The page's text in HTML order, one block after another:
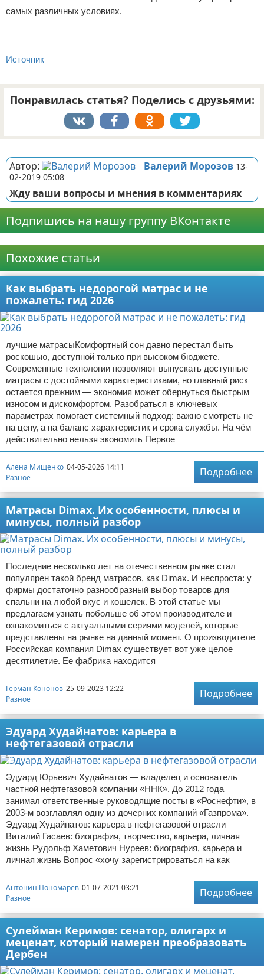
самых различных условиях.
Источник
Понравилась статья? Поделись с друзьями:
Автор: Валерий Морозов 13-
02-2019 05:08
Жду ваши вопросы и мнения в комментариях
Подпишись на нашу группу ВКонтакте
Похожие статьи
Как выбрать недорогой матрас и не
пожалеть: гид 2026
лучшие матрасыКомфортный сон давно перестал быть
роскошью, доступной только при высоком бюджете.
Современные технологии позволяют выпускать доступные
матрасы с достойными характеристиками, но главный риск
остается прежним — экономия может обернуться быстрым
износом и дискомфортом. Разобраться в ключевых
параметрах помогает системный подход: важно смотреть не
на цену, а на баланс характеристик и срока службы. На чём
действительно нельзя экономить Первое
Алена Мищенко 04-05-2026 14:11
Разное
Подробнее
Матрасы Dimax. Их особенности, плюсы и
минусы, полный разбор
Последние несколько лет на отечественном рынке стал
популярен такой бренд матрасов, как Dimax. И неспроста: у
фирмы достаточно разнообразный выбор товаров для
спальни на любой вкус и кошелек. В этой статье мы
предлагаем узнать побольше об этом производителе и
ознакомиться с актуальными сериями моделей, которые
представлены на рынке на данный момент. О производителе
Российская компания Dimax существует вот уже целое
десятилетие. Ее фабрика находится
Герман Кононов 25-09-2023 12:22
Разное
Подробнее
Эдуард Худайнатов: карьера в
нефтегазовой отрасли
Эдуард Юрьевич Худайнатов — владелец и основатель
частной нефтегазовой компании «ННК»‎. До 2012 года
занимал ответственные руководящие посты в «Роснефти», в
2003-м возглавлял одну из дочерних компаний «Газпрома»‎. ‎
Эдуард Худайнатов: карьера в нефтегазовой отрасли
Виталий Гасаев: биография, творчество, карьера, личная
жизнь Рудольф Хаметович Нуреев: биография, карьера и
личная жизнь Вопрос «хочу зарегистрироваться на как
Антонин Пономарёв 01-07-2021 03:21
Разное
Подробнее
Сулейман Керимов: сенатор, олигарх и
меценат, который намерен преобразовать
Дербен